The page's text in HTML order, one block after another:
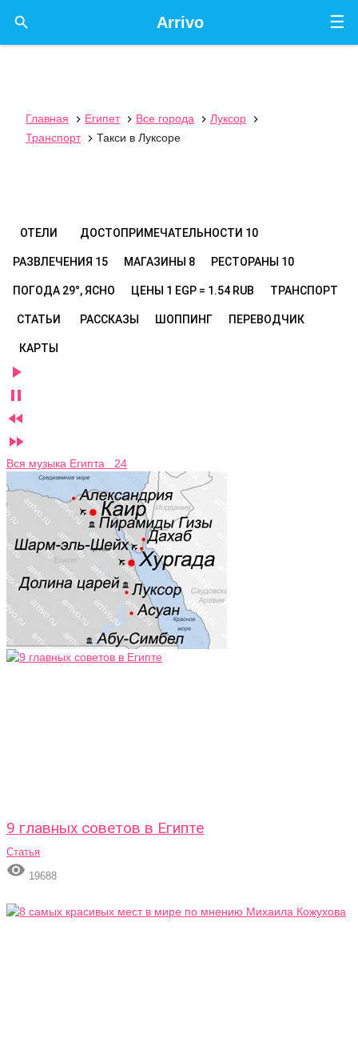
☰
Arrivo

Главная  Египет  Все города  Луксор

Транспорт
 Такси в Луксоре
ОТЕЛИ ДОСТОПРИМЕЧАТЕЛЬНОСТИ 10
РАЗВЛЕЧЕНИЯ 15 МАГАЗИНЫ 8 РЕСТОРАНЫ 10
ПОГОДА 29°, ЯСНО ЦЕНЫ 1 EGP = 1.54 RUB ТРАНСПОРТ
СТАТЬИ РАССКАЗЫ ШОППИНГ ПЕРЕВОДЧИК
КАРТЫ




Вся музыка Египта 24
9 главных советов в Египте
Статья
 19688